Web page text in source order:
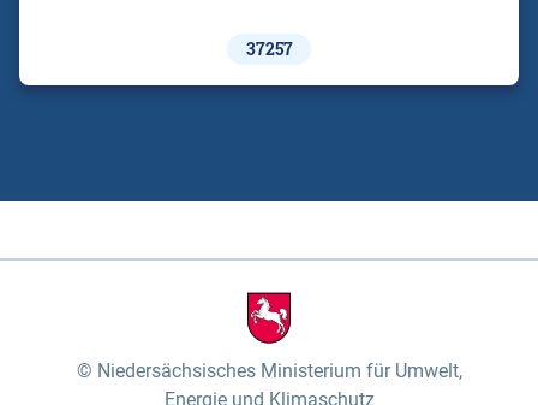
37257
Niedersächsisches Ministerium für Umwelt,
Energie und Klimaschutz